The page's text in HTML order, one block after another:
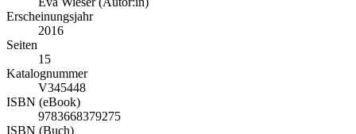
Erscheinungsjahr
2016
Seiten
15
Katalognummer
V345448
ISBN (eBook)
9783668379275
ISBN (Buch)